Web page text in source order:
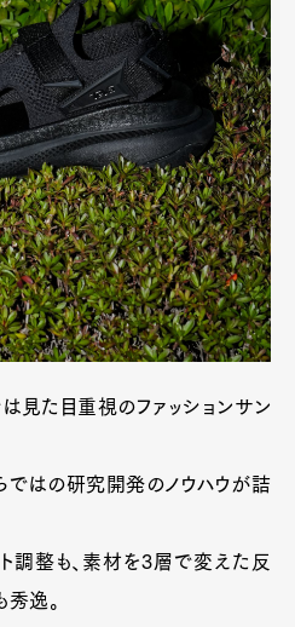
見た目重視のファッションサン
ではの研究開発のノウハウが詰
ト調整も、素材を3層で変えた反
逸。